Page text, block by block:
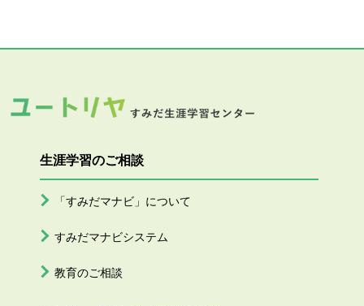
生涯学習のご相談
「すみだマナビ」について
すみだマナビシステム
教育のご相談